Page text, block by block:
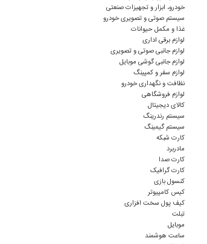
خودرو، ابزار و تجهیزات صنعتی
سیستم صوتی و تصویری خودرو
غذا و مکمل حیوانات
لوازم برقی اداری
لوازم جانبی صوتی و تصویری
لوازم جانبی گوشی موبایل
لوازم سفر و کمپینگ
نظافت و نگهداری خودرو
لوازم فروشگاهی
کالای دیجیتال
سیستم رندرینگ
سیستم گیمینگ
کارت شبکه
مادربرد
کارت صدا
کارت گرافیک
کنسول بازی
کیس کامپیوتر
کیف پول سخت افزاری
تبلت
موبایل
ساعت هوشمند